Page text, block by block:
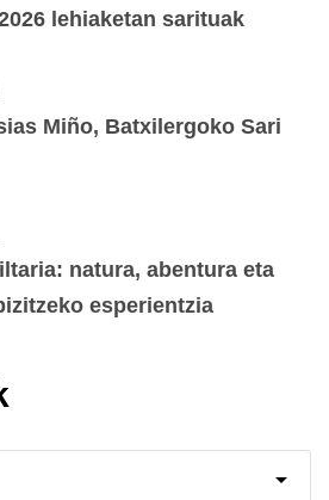
lehiaketan sarituak
Miño, Batxilergoko Sari
natura, abentura eta
esperientzia